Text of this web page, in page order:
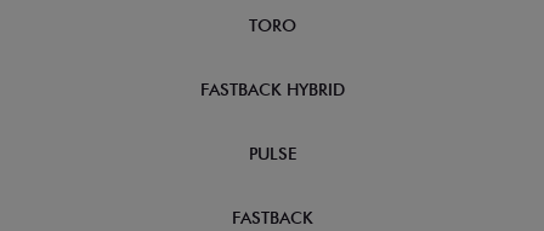
TORO
FASTBACK HYBRID
PULSE
FASTBACK